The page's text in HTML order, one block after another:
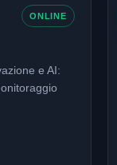
ONLINE
e AI: